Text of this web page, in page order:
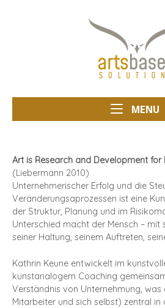
Home
MENU
Art is Research and Development for
(Liebermann 2010)
Unternehmerischer Erfolg und die
Veränderungsaprozessen ist eine
der Struktur, Planung und im
Unterschied macht der Mensch – mit
seiner Haltung, seinem Auftreten,
Kathrin Keune entwickelt im
kunstanalogem Coaching
Verständnis von Unternehmung, was
Mitarbeiter und sich selbst) zentral in